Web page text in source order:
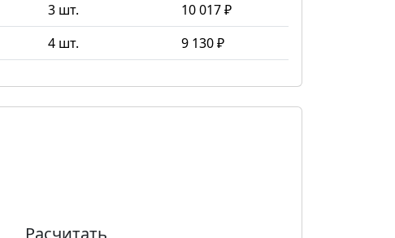
3 шт.
10 017 ₽
4 шт. 9 130 ₽
Расчитать